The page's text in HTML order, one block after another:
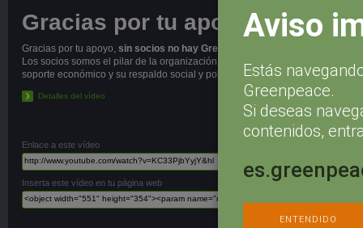
Gracias por tu apoyo
Gracias por tu apoyo, sin socios no hay Greenpeace.
Los socios somos el pilar de la organización, representamos su
soporte económico y su respaldo social y político.
Detalles del vídeo
Enlace a este vídeo
Inserta este vídeo en tu página web
Aviso
Estás
Greenpeace.
Si deseas
contenidos,
ENTENDIDO